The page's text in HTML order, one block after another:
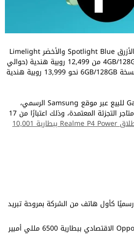
سيتوفر الهاتف بلونين هما الأزرق Spotlight Blue والأخضر Limelight
Green. ويبدأ سعر نسخة 4GB/128GB من 12,499 روبية هندية (حوالي
138 دولار)، بينما يبلغ سعر نسخة 6GB/128GB نحو 13,999 روبية هندية
ومن المقرر طرح Galaxy F70e للبيع عبر موقع Samsung الرسمي،
ومنصة Flipkart، إلى جانب متاجر التجزئة المعتمدة، وذلك اعتبارًا من 17
إطلاق Realme P4 Power ببطارية 10,001
إطلاق iQOO 15 Ultra رسميًا كأول هاتف من الشركة بمروحة تبريد